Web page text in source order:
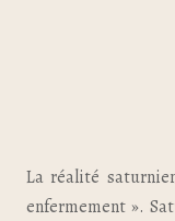
La réalité
enfermement ».